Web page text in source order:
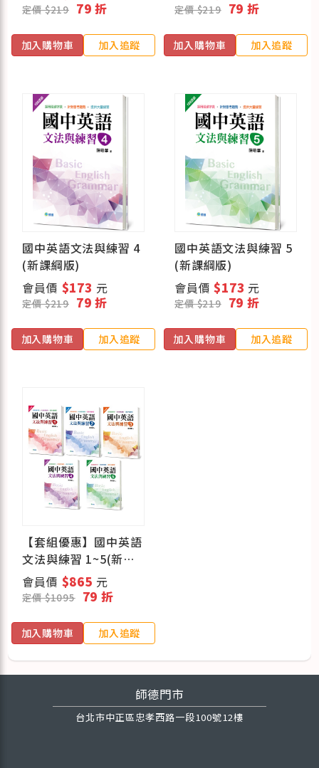
定價 $219 79 折
加入購物車 加入追蹤
定價 $219 79 折
加入購物車 加入追蹤
國中英語文法與練習 4
(新課綱版)
會員價 $173 元
定價 $219 79 折
加入購物車 加入追蹤
國中英語文法與練習 5
(新課綱版)
會員價$173 元
定價 $219 79 折
加入購物車 加入追蹤
【套組優惠】國中英語
文法與練習 1~5(新課
綱版)
會員價 $865 元
定價 $1095 79 折
加入購物車 加入追蹤
師德門市
台北市中正區忠孝西路一段100號12樓